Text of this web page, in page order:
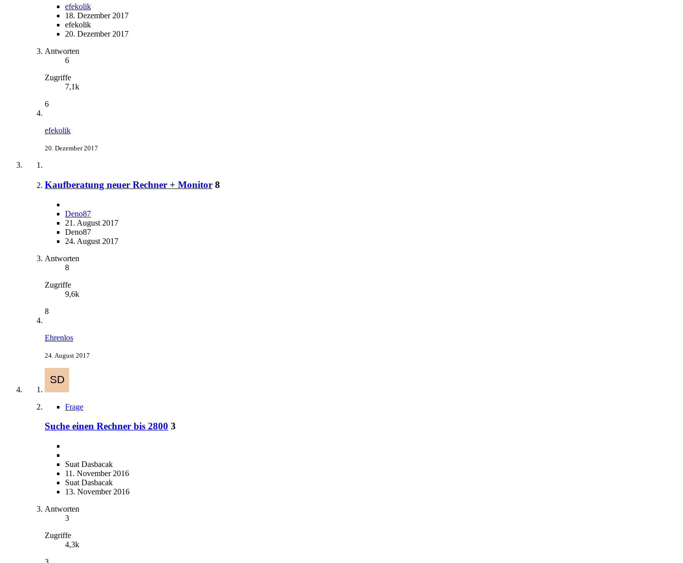
efekolik
18. Dezember 2017
efekolik
20. Dezember 2017
Antworten
6
Zugriffe
7,1k
6
efekolik
20. Dezember 2017
Kaufberatung neuer Rechner + Monitor 8
Deno87
21. August 2017
Deno87
24. August 2017
Antworten
8
Zugriffe
9,6k
8
Ehrenlos
24. August 2017
Frage
Suche einen Rechner bis 2800 3
Suat Dasbacak
11. November 2016
Suat Dasbacak
13. November 2016
Antworten
3
Zugriffe
4,3k